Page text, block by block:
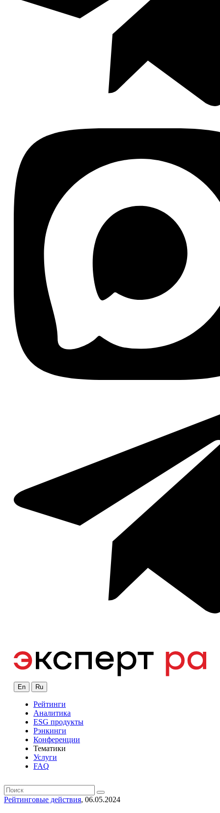
En Ru
Рейтинги
Аналитика
ESG продукты
Рэнкинги
Конференции
Тематики
Услуги
FAQ
Рейтинговые действия, 06.05.2024